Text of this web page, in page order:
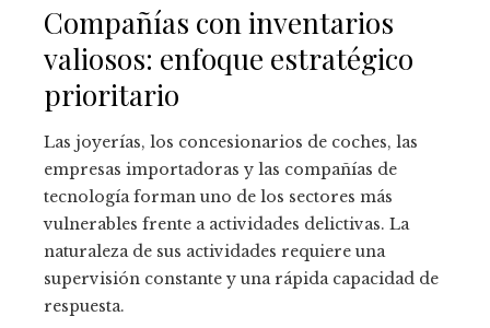
Compañías con inventarios
valiosos: enfoque estratégico
prioritario
Las joyerías, los concesionarios de coches, las
empresas importadoras y las compañías de
tecnología forman uno de los sectores más
vulnerables frente a actividades delictivas. La
naturaleza de sus actividades requiere una
supervisión constante y una rápida capacidad de
respuesta.